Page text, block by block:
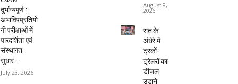
दुर्भाग्यपूर्ण :
अभाविपप्रतियो
गी परीक्षाओं में
पारदर्शिता एवं
संस्थागत
सुधार...
July 23, 2026
August 8,
2026
रात के
अंधेरे में
ट्रकों-
ट्रेलरों का
डीजल
उड़ाने